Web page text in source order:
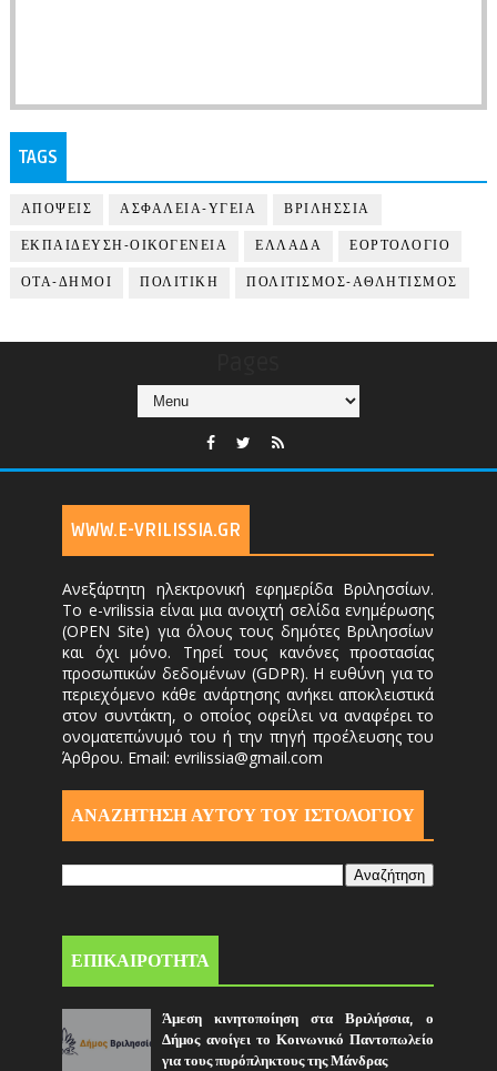
TAGS
ΑΠΟΨΕΙΣ ΑΣΦΑΛΕΙΑ-ΥΓΕΙΑ ΒΡΙΛΗΣΣΙΑ
ΕΚΠΑΙΔΕΥΣΗ-ΟΙΚΟΓΕΝΕΙΑ ΕΛΛΑΔΑ ΕΟΡΤΟΛΟΓΙΟ
ΟΤΑ-ΔΗΜΟΙ ΠΟΛΙΤΙΚΗ ΠΟΛΙΤΙΣΜΟΣ-ΑΘΛΗΤΙΣΜΟΣ
WWW.E-VRILISSIA.GR
Ανεξάρτητη ηλεκτρονική εφημερίδα Βριλησσίων.
Το e-vrilissia είναι μια ανοιχτή σελίδα ενημέρωσης
(OPEN Site) για όλους τους δημότες Βριλησσίων
και όχι μόνο. Τηρεί τους κανόνες προστασίας
προσωπικών δεδομένων (GDPR). Η ευθύνη για το
περιεχόμενο κάθε ανάρτησης ανήκει αποκλειστικά
στον συντάκτη, ο οποίος οφείλει να αναφέρει το
ονοματεπώνυμό του ή την πηγή προέλευσης του
Άρθρου. Email: evrilissia@gmail.com
ΑΝΑΖΗΤΗΣΗ ΑΥΤΟΎ ΤΟΥ ΙΣΤΟΛΟΓΙΟΥ
ΕΠΙΚΑΙΡΟΤΗΤΑ
Άμεση κινητοποίηση στα Βριλήσσια, ο
Δήμος ανοίγει το Κοινωνικό Παντοπωλείο
για τους πυρόπληκτους της Μάνδρας